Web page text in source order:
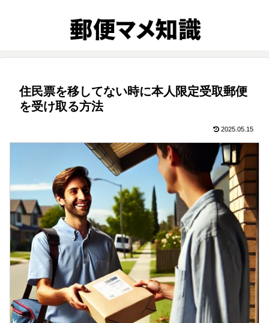
住民票を移してない時に本人限定受取郵便
を受け取る方法
2025.05.15